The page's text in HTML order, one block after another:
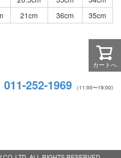
21cm 36cm 35cm
011-252-1969 （11:00〜19:00)
カートへ